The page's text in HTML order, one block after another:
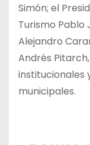
Simón; el
Turismo Pablo
Alejandro
Andrés
institucionales
municipales.